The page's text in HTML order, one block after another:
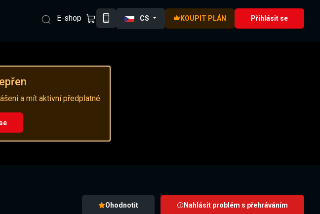
E-shop CS KOUPIT PLÁN Přihlásit se
a mít aktivní předplatné.
Ohodnotit Nahlásit problém s přehráváním